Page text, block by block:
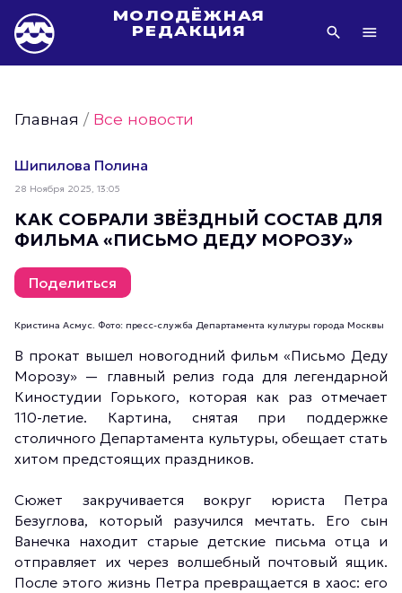
МОЛОДЁЖНАЯ
РЕДАКЦИЯ
Фото Молодёжи Москвы
Фотогалереи Молодёжи Москвы
Статьи Молодёжи Москвы
Молодёжь Москвы культурная
Молодёжь Москвы спортивная
Молодёжь Москвы в движении
Молодёжь Москвы здоровая
Молодёжь Москвы профессиональная
Молодёжь Москвы туристическая
Все новости
Главная /Все новости
Шипилова Полина
28 Ноября 2025, 13:05
КАК СОБРАЛИ ЗВЁЗДНЫЙ СОСТАВ ДЛЯ
ФИЛЬМА «ПИСЬМО ДЕДУ МОРОЗУ»
Поделиться
Кристина Асмус. Фото: пресс-служба Департамента культуры города Москвы
В прокат вышел новогодний фильм «Письмо Деду
Морозу» — главный релиз года для легендарной
Киностудии Горького, которая как раз отмечает
110-летие. Картина, снятая при поддержке
столичного Департамента культуры, обещает стать
хитом предстоящих праздников.
Сюжет закручивается вокруг юриста Петра
Безуглова, который разучился мечтать. Его сын
Ванечка находит старые детские письма отца и
отправляет их через волшебный почтовый ящик.
После этого жизнь Петра превращается в хаос: его